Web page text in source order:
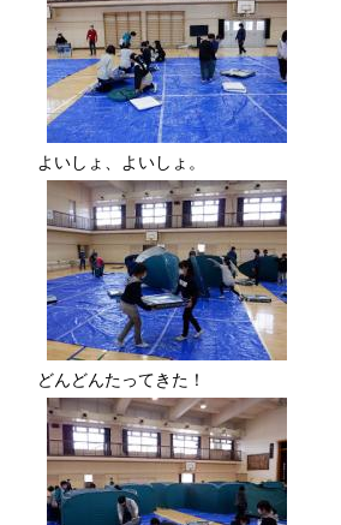
よいしょ、よいしょ。
どんどんたってきた！